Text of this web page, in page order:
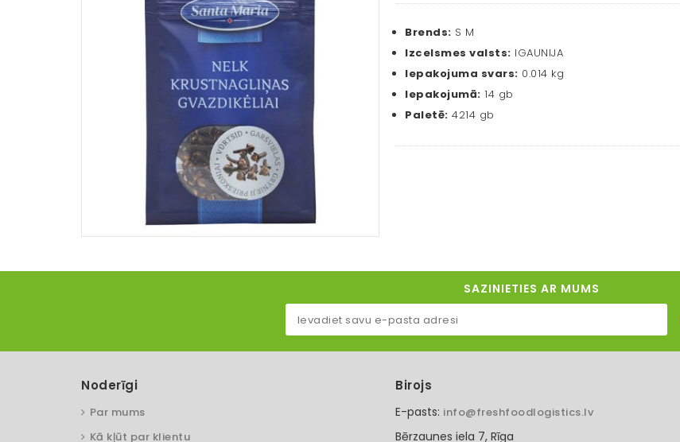
Brends: S M
Izcelsmes valsts: IGAUNIJA
Iepakojuma svars: 0.014 kg
Iepakojumā: 14 gb
Paletē: 4214 gb
SAZINIETIES AR MUMS
Noderīgi
Par mums
Kā kļūt par klientu
Birojs
E-pasts: info@freshfoodlogistics.lv
Bērzaunes iela 7, Rīga